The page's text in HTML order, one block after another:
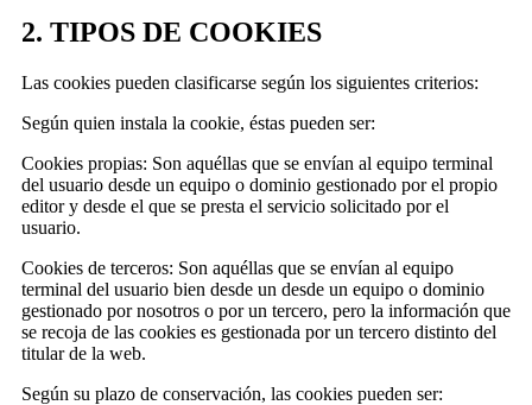
2. TIPOS DE COOKIES
Las cookies pueden clasificarse según los siguientes criterios:
Según quien instala la cookie, éstas pueden ser:
Cookies propias: Son aquéllas que se envían al equipo terminal
del usuario desde un equipo o dominio gestionado por el propio
editor y desde el que se presta el servicio solicitado por el
usuario.
Cookies de terceros: Son aquéllas que se envían al equipo
terminal del usuario bien desde un desde un equipo o dominio
gestionado por nosotros o por un tercero, pero la información que
se recoja de las cookies es gestionada por un tercero distinto del
titular de la web.
Según su plazo de conservación, las cookies pueden ser: